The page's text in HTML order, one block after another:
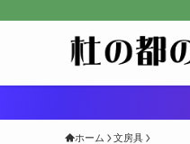
ホーム 文房具